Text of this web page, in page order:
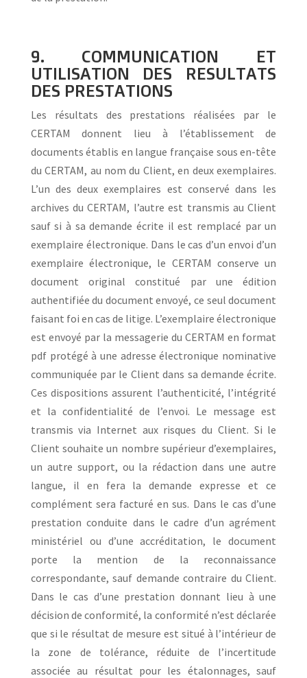
9. COMMUNICATION ET
UTILISATION DES RESULTATS
DES PRESTATIONS
Les résultats des prestations réalisées par le
CERTAM donnent lieu à l’établissement de
documents établis en langue française sous en-tête
du CERTAM, au nom du Client, en deux exemplaires.
L’un des deux exemplaires est conservé dans les
archives du CERTAM, l’autre est transmis au Client
sauf si à sa demande écrite il est remplacé par un
exemplaire électronique. Dans le cas d’un envoi d’un
exemplaire électronique, le CERTAM conserve un
document original constitué par une édition
authentifiée du document envoyé, ce seul document
faisant foi en cas de litige. L’exemplaire électronique
est envoyé par la messagerie du CERTAM en format
pdf protégé à une adresse électronique nominative
communiquée par le Client dans sa demande écrite.
Ces dispositions assurent l’authenticité, l’intégrité
et la confidentialité de l’envoi. Le message est
transmis via Internet aux risques du Client. Si le
Client souhaite un nombre supérieur d’exemplaires,
un autre support, ou la rédaction dans une autre
langue, il en fera la demande expresse et ce
complément sera facturé en sus. Dans le cas d’une
prestation conduite dans le cadre d’un agrément
ministériel ou d’une accréditation, le document
porte la mention de la reconnaissance
correspondante, sauf demande contraire du Client.
Dans le cas d’une prestation donnant lieu à une
décision de conformité, la conformité n’est déclarée
que si le résultat de mesure est situé à l’intérieur de
la zone de tolérance, réduite de l’incertitude
associée au résultat pour les étalonnages, sauf